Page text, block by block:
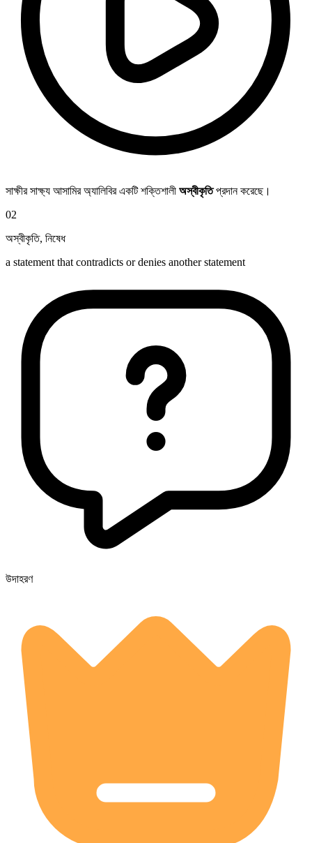
সাক্ষীর সাক্ষ্য আসামির অ্যালিবির একটি শক্তিশালী অস্বীকৃতিপ্রদান করেছে।
02
অস্বীকৃতি, নিষেধ
a statement that contradicts or denies another statement
উদাহরণ